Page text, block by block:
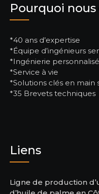
Pourquoi
*40 ans d’expertise
*Équipe d’ingénieurs
*Ingénierie
*Service à vie
*Solutions clés en main
*35 Brevets techniques
Liens
Ligne de production